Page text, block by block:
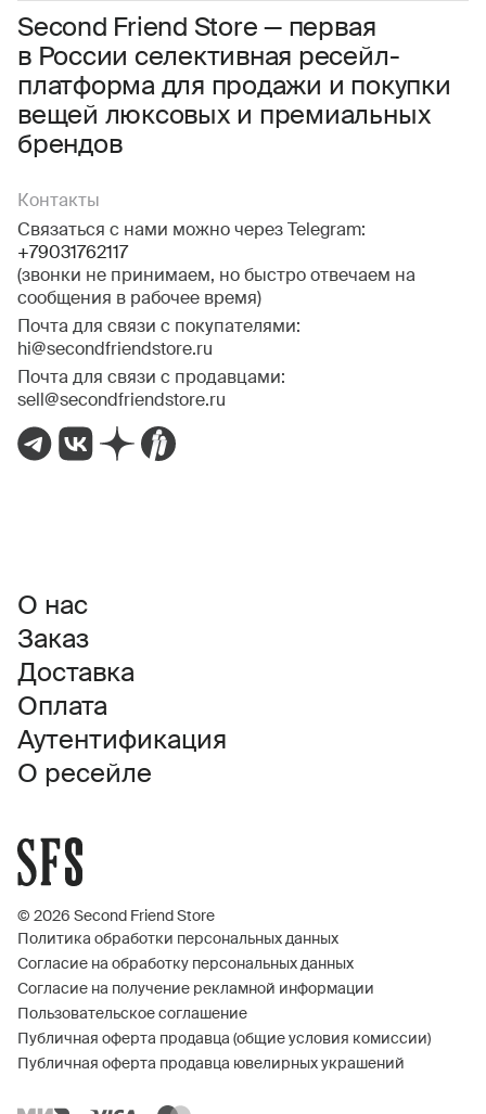
Second Friend Store — первая
в России селективная ресейл-
платформа для продажи и покупки
вещей люксовых и премиальных
брендов
Контакты
Связаться с нами можно через Telegram:
+79031762117
(звонки не принимаем, но быстро отвечаем на
сообщения в рабочее время)
Почта для связи с покупателями:
hi@secondfriendstore.ru
Почта для связи с продавцами:
sell@secondfriendstore.ru
Соглашаюсь с условиями Пользовательского соглашения
Даю согласие на получение рекламной информации.
О нас
Заказ
Доставка
Оплата
Аутентификация
О ресейле
© 2026 Second Friend Store
Политика обработки персональных данных
Согласие на обработку персональных данных
Согласие на получение рекламной информации
Пользовательское соглашение
Публичная оферта продавца (общие условия комиссии)
Публичная оферта продавца ювелирных украшений